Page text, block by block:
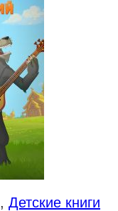
, Детские книги